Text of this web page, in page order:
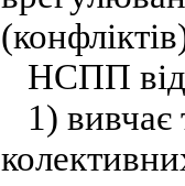
НСПП
1) вивчає